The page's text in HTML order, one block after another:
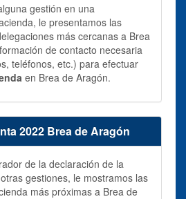
gestión en una
le presentamos las
más cercanas a Brea
de contacto necesaria
teléfonos, etc.) para efectuar
en Brea de Aragón.
2022 Brea de Aragón
de la declaración de la
gestiones, le mostramos las
más próximas a Brea de